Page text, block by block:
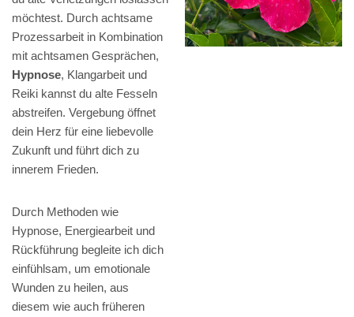
möchtest. Durch achtsame
Prozessarbeit in Kombination
mit achtsamen Gesprächen,
Hypnose, Klangarbeit und
Reiki kannst du alte Fesseln
abstreifen. Vergebung öffnet
dein Herz für eine liebevolle
Zukunft und führt dich zu
innerem Frieden.
Durch Methoden wie
Hypnose, Energiearbeit und
Rückführung begleite ich dich
einfühlsam, um emotionale
Wunden zu heilen, aus
diesem wie auch früheren